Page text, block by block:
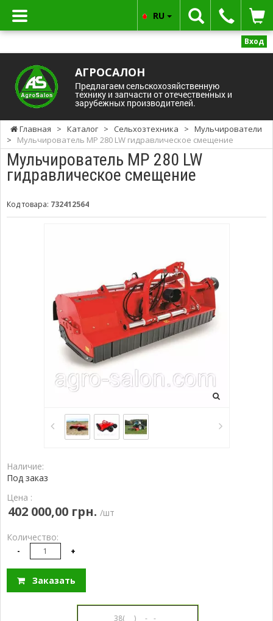
Вход
АГРОСАЛОН
Предлагаем сельскохозяйственную
технику и запчасти от отечественных и
зарубежных производителей.
RU
Главная > Каталог > Сельхозтехника > Мульчирователи
>
Мульчирователь MР 280 LW гидравлическое смещение
Мульчирователь MР 280 LW
гидравлическое смещение
Код товара: 732412564
Наличие:
Под заказ
Цена :
402 000,00 грн. /шт
Количество:
- +
Заказать